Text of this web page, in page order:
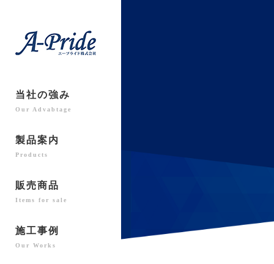
当社の強み
Our Advabtage
製品案内
Products
販売商品
Items for sale
施工事例
Our Works